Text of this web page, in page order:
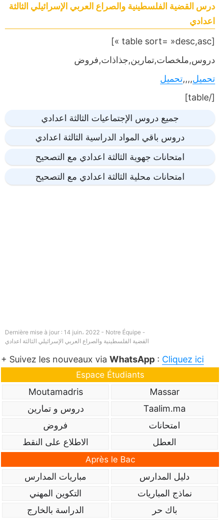
درس القضية الفلسطينية والصراع العربي الإسرائيلي الثالثة
اعدادي
[table sort= »desc,asc »]
دروس,ملخصات,تمارين,جذاذات,فروض
تحميل,,,,تحميل
[/table]
جميع دروس الإجتماعيات الثالثة اعدادي
دروس باقي المواد الدراسية الثالثة اعدادي
امتحانات جهوية الثالثة اعدادي مع التصحيح
امتحانات محلية الثالثة اعدادي مع التصحيح
Dernière mise à jour : 14 juin، 2022 - Notre Équipe -
القضية الفلسطينية والصراع العربي الإسرائيلي الثالثة اعدادي
+ Suivez les nouveaux via WhatsApp : Cliquez ici
Espace Étudiants
Massar
Moutamadris
Taalim.ma
دروس و تمارين
امتحانات
فروض
العطل
الاطلاع على النقط
Après le Bac
دليل المدارس
مباريات المدارس
نماذج المباريات
التكوين المهني
باك حر
الدراسة بالخارج